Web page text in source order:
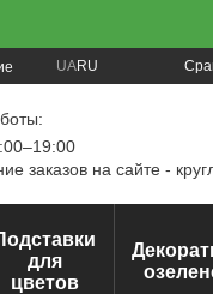
UARU
заказов на сайте -
для
цветов